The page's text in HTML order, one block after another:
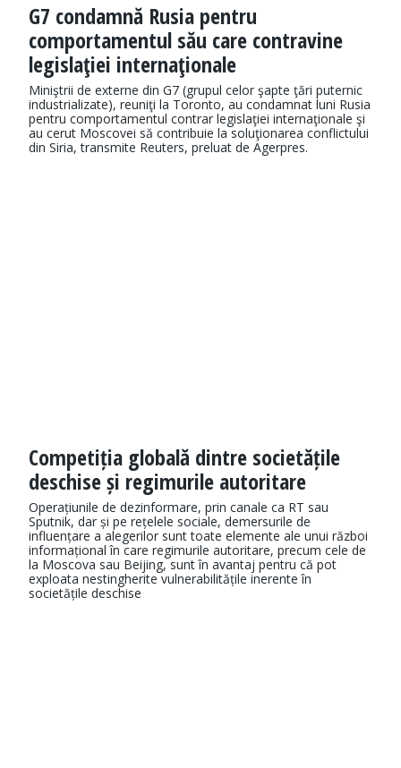
G7 condamnă Rusia pentru
comportamentul său care contravine
legislaţiei internaţionale
Miniştrii de externe din G7 (grupul celor şapte ţări puternic
industrializate), reuniţi la Toronto, au condamnat luni Rusia
pentru comportamentul contrar legislaţiei internaţionale şi
au cerut Moscovei să contribuie la soluţionarea conflictului
din Siria, transmite Reuters, preluat de Agerpres.
Competiția globală dintre societățile
deschise și regimurile autoritare
Operațiunile de dezinformare, prin canale ca RT sau
Sputnik, dar și pe rețelele sociale, demersurile de
influențare a alegerilor sunt toate elemente ale unui război
informațional în care regimurile autoritare, precum cele de
la Moscova sau Beijing, sunt în avantaj pentru că pot
exploata nestingherite vulnerabilitățile inerente în
societățile deschise